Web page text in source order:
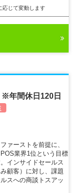
応じて変動します
年間休日120日
ァーストを前提に、
業界1位という目標
インサイドセールス
顧客）に対し、課題
スへの商談トスアッ